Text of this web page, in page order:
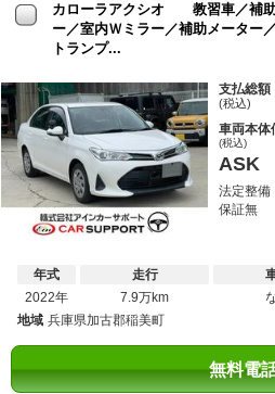
カローラアクシオ 教習車／補助
ー／室内Ｗミラー／補助メーター
トランプ...
支払総額
(税込)
車両本体
(税込)
ASK
法定整備
保証無
年式
2022年
走行
7.9万km
地域 兵庫県加古郡稲美町
無料電